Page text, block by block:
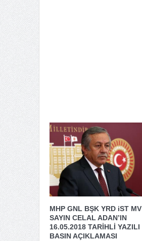
MHP GNL BŞK YRD iST MV
SAYIN CELAL ADAN’IN
16.05.2018 TARİHLİ YAZILI
BASIN AÇIKLAMASI